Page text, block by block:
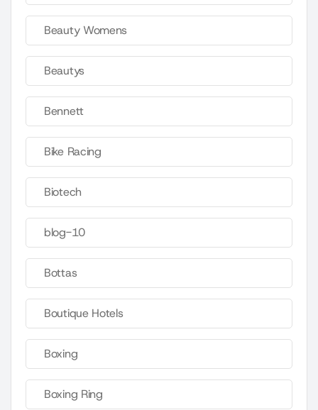
Beauty Womens
Beautys
Bennett
Bike Racing
Biotech
blog-10
Bottas
Boutique Hotels
Boxing
Boxing Ring